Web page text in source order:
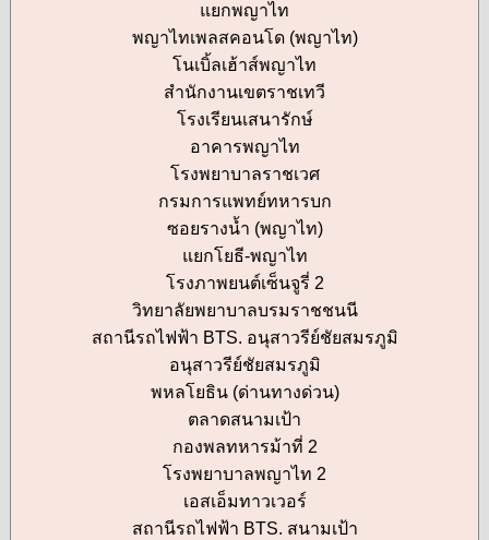
แยกพญาไท
พญาไทเพลสคอนโด (พญาไท)
โนเบิ้ลเฮ้าส์พญาไท
สำนักงานเขตราชเทวี
โรงเรียนเสนารักษ์
อาคารพญาไท
โรงพยาบาลราชเวศ
กรมการแพทย์ทหารบก
ซอยรางน้ำ (พญาไท)
แยกโยธี-พญาไท
โรงภาพยนต์เซ็นจูรี่ 2
วิทยาลัยพยาบาลบรมราชชนนี
สถานีรถไฟฟ้า BTS. อนุสาวรีย์ชัยสมรภูมิ
อนุสาวรีย์ชัยสมรภูมิ
พหลโยธิน (ด่านทางด่วน)
ตลาดสนามเป้า
กองพลทหารม้าที่ 2
โรงพยาบาลพญาไท 2
เอสเอ็มทาวเวอร์
สถานีรถไฟฟ้า BTS. สนามเป้า